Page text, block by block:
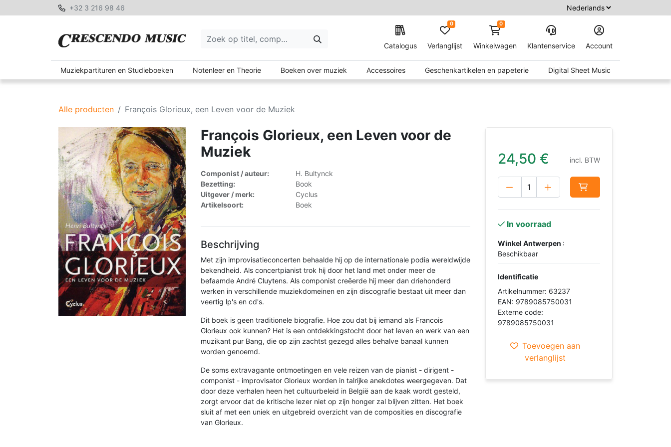
+32 3 216 98 46
Catalogus Verlanglijst
0 0
Winkelwagen Klantenservice Account
Muziekpartituren en Studieboeken Notenleer en Theorie Boeken over muziek Accessoires Geschenkartikelen en papeterie Digital Sheet Music
Alle producten François Glorieux, een Leven voor de Muziek
François Glorieux, een Leven voor de
Muziek
Componist / auteur:
H. Bultynck
Bezetting:
Book
Uitgever / merk:
Cyclus
Artikelsoort:
Boek
Beschrijving
Met zijn improvisatieconcerten behaalde hij op de internationale podia wereldwijde
bekendheid. Als concertpianist trok hij door het land met onder meer de
befaamde André Cluytens. Als componist creëerde hij meer dan driehonderd
werken in verschillende muziekdomeinen en zijn discografie bestaat uit meer dan
veertig lp's en cd's.
Dit boek is geen traditionele biografie. Hoe zou dat bij iemand als Francois
Glorieux ook kunnen? Het is een ontdekkingstocht door het leven en werk van een
muzikant pur Bang, die op zijn zachtst gezegd alles behalve banaal kunnen
worden genoemd.
De soms extravagante ontmoetingen en vele reizen van de pianist - dirigent -
componist - improvisator Glorieux worden in talrijke anekdotes weergegeven. Dat
door deze verhalen heen het cultuurbeleid in België aan de kaak wordt gesteld,
zorgt ervoor dat de kritische lezer niet op zijn honger zal blijven zitten. Het boek
sluit af met een uniek en uitgebreid overzicht van de composities en discografie
van Glorieux.
24,50 € incl. BTW
In voorraad
Winkel Antwerpen :
Beschikbaar
Identificatie
Artikelnummer: 63237
EAN: 9789085750031
Externe code:
9789085750031
Toevoegen aan
verlanglijst